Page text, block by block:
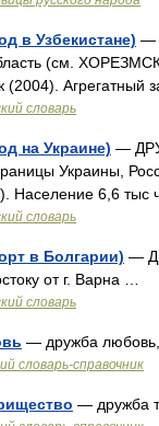
в Узбекистане) —
(см.
(2004). Агрегатный
словарь
на Украине) —
Украины,
Население 6,6 тыс
словарь
в Болгарии) —
от г. Варна …
словарь
— дружба
словарь-справочник
— дружба